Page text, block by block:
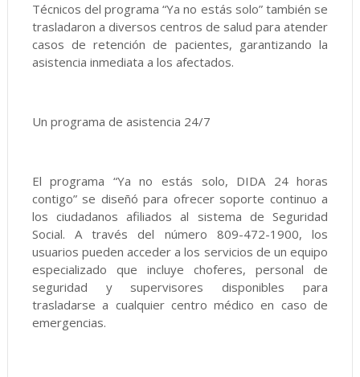
Técnicos del programa “Ya no estás solo” también se
trasladaron a diversos centros de salud para atender
casos de retención de pacientes, garantizando la
asistencia inmediata a los afectados.
Un programa de asistencia 24/7
El programa “Ya no estás solo, DIDA 24 horas
contigo” se diseñó para ofrecer soporte continuo a
los ciudadanos afiliados al sistema de Seguridad
Social. A través del número 809-472-1900, los
usuarios pueden acceder a los servicios de un equipo
especializado que incluye choferes, personal de
seguridad y supervisores disponibles para
trasladarse a cualquier centro médico en caso de
emergencias.